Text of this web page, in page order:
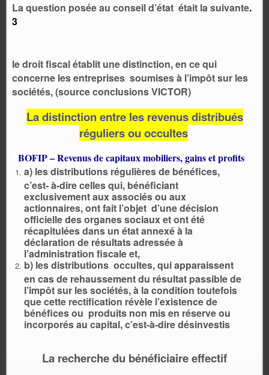
La question posée au conseil d’état était la suivante.
3
le droit fiscal établit une distinction, en ce qui
concerne les entreprises soumises à l’impôt sur les
sociétés, (source conclusions VICTOR)
La distinction entre les revenus distribués
réguliers ou occultes
BOFIP – Revenus de capitaux mobiliers, gains et profits
a) les distributions régulières de bénéfices,
c’est- à-dire celles qui, bénéficiant
exclusivement aux associés ou aux
actionnaires, ont fait l’objet d’une décision
officielle des organes sociaux et ont été
récapitulées dans un état annexé à la
déclaration de résultats adressée à
l’administration fiscale et,
b) les distributions occultes, qui apparaissent
en cas de rehaussement du résultat passible de
l’impôt sur les sociétés, à la condition toutefois
que cette rectification révèle l’existence de
bénéfices ou produits non mis en réserve ou
incorporés au capital, c’est-à-dire désinvestis
La recherche du bénéficiaire effectif